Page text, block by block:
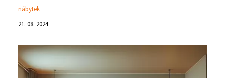
nábytek
21. 08. 2024